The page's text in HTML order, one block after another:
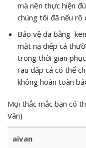
mà nên thực hiện
chúng tôi đã nếu rõ
Bảo vệ da bằng
mặt nạ diếp cá
trong thời gian
rau dấp cá có thể
không hoàn toàn
Mọi thắc mắc bạn có
Vân)
aivan